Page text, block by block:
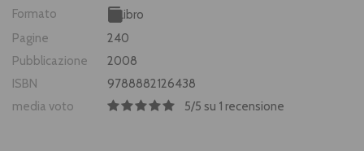
Formato
Libro
Pagine
240
Pubblicazione
2008
ISBN
9788882126438
media voto
5/5 su 1 recensione